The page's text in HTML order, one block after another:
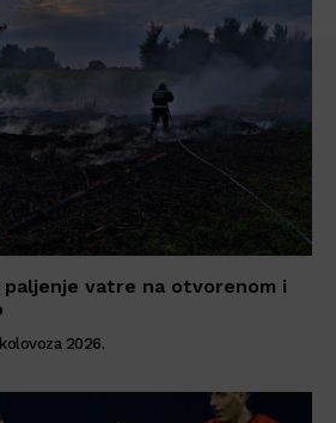
paljenje vatre na otvorenom i
2026.